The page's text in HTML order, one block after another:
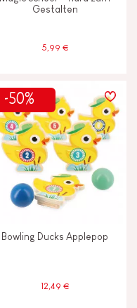
Gestalten
5,99 €
-50%
Bowling Ducks Applepop
12,49 €